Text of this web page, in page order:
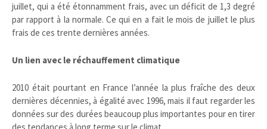
juillet, qui a été étonnamment frais, avec un déficit de 1,3 degré
par rapport à la normale. Ce qui en a fait le mois de juillet le plus
frais de ces trente dernières années.
Un lien avec le réchauffement climatique
2010 était pourtant en France l’année la plus fraîche des deux
dernières décennies, à égalité avec 1996, mais il faut regarder les
données sur des durées beaucoup plus importantes pour en tirer